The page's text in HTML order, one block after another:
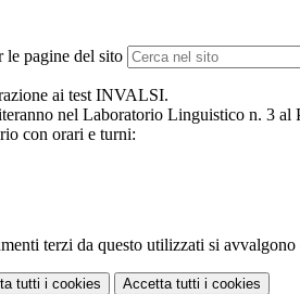
le pagine del sito
ai test INVALSI.
nel Laboratorio Linguistico n. 3
con orari e turni:
terzi da questo utilizzati si
tutti i cookies Accetta tutti i cookies